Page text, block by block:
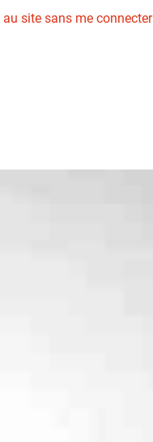
site sans me connecter